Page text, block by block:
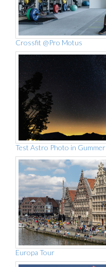
Crossfit @Pro Motus
Test Astro Photo in Gummer
Europa Tour